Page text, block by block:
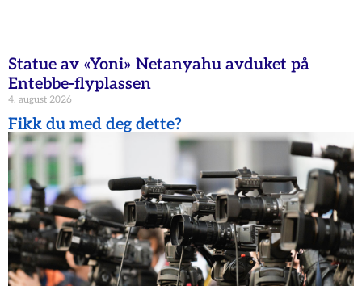
Statue av «Yoni» Netanyahu avduket på
Entebbe-flyplassen
4. august 2026
Fikk du med deg dette?